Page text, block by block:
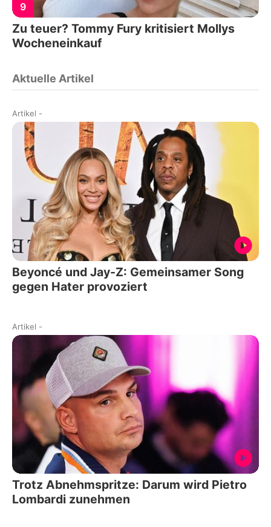
9
Zu teuer? Tommy Fury kritisiert Mollys
Wocheneinkauf
Aktuelle Artikel
Artikel -
Beyoncé und Jay-Z: Gemeinsamer Song
gegen Hater provoziert
Artikel -
Trotz Abnehmspritze: Darum wird Pietro
Lombardi zunehmen